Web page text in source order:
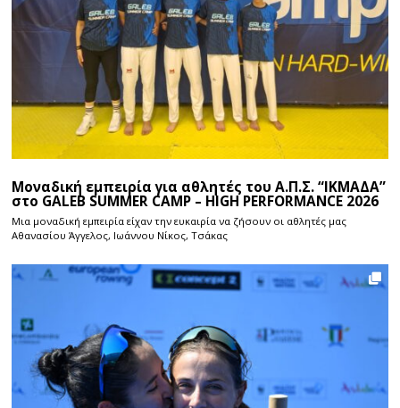
Μοναδική εμπειρία για αθλητές του Α.Π.Σ. “ΙΚΜΑΔΑ”
στο GALEB SUMMER CAMP – HIGH PERFORMANCE 2026
Μια μοναδική εμπειρία είχαν την ευκαιρία να ζήσουν οι αθλητές μας
Αθανασίου Άγγελος, Ιωάννου Νίκος, Τσάκας